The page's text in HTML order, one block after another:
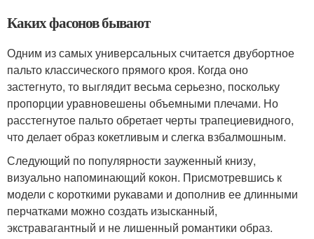
Каких фасонов бывают
Одним из самых универсальных считается двубортное
пальто классического прямого кроя. Когда оно
застегнуто, то выглядит весьма серьезно, поскольку
пропорции уравновешены объемными плечами. Но
расстегнутое пальто обретает черты трапециевидного,
что делает образ кокетливым и слегка взбалмошным.
Следующий по популярности зауженный книзу,
визуально напоминающий кокон. Присмотревшись к
модели с короткими рукавами и дополнив ее длинными
перчатками можно создать изысканный,
экстравагантный и не лишенный романтики образ.